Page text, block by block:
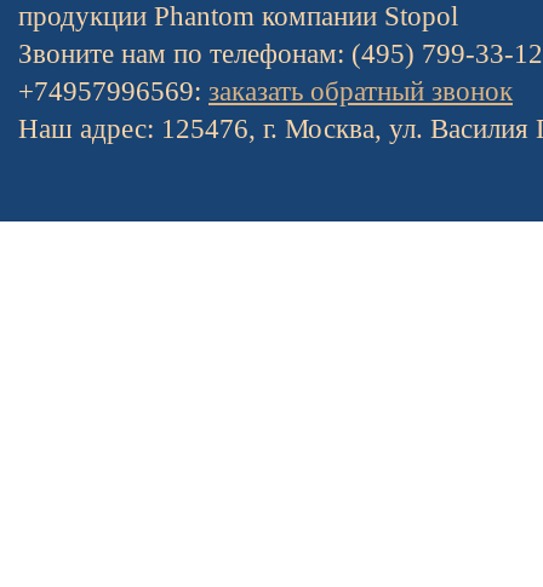
продукции Phantom компании Stopol
Звоните нам по телефонам: (495) 799-33-
+74957996569: заказать обратный звонок
Наш адрес: 125476, г. Москва, ул. Василия